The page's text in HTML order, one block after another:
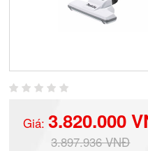
Giá:3.820.000
3.897.936 VNĐ